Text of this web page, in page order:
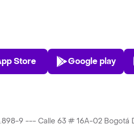
App Store
Store
Play Store
Google play
9 --- Calle 63 # 16A-02